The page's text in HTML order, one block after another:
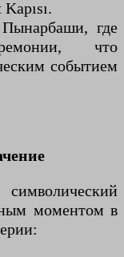
где
что
событием
моментом в